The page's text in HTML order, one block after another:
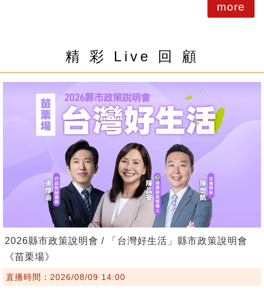
more
精 彩 Live 回 顧
2026縣市政策說明會 / 「台灣好生活」縣市政策說明會
《苗栗場》
直播時間：2026/08/09 14:00